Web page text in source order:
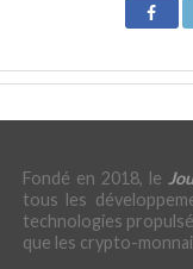
Fondé en 2018, le
tous les
technologies
que les crypto-